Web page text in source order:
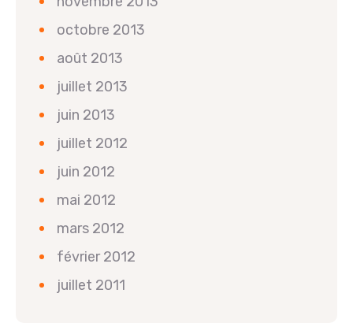
octobre 2013
août 2013
juillet 2013
juin 2013
juillet 2012
juin 2012
mai 2012
mars 2012
février 2012
juillet 2011